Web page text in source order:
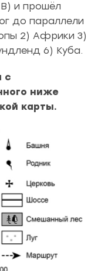
и прошёл
до параллели
2) Африки 3)
6) Куба.
с
ниже
карты.